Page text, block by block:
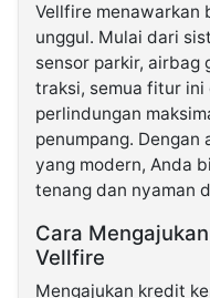
Vellfire menawarkan
unggul. Mulai dari
sensor parkir, airbag
traksi, semua fitur
perlindungan
penumpang.
yang modern, Anda
tenang dan nyaman
Cara
Vellfire
Mengajukan kredit